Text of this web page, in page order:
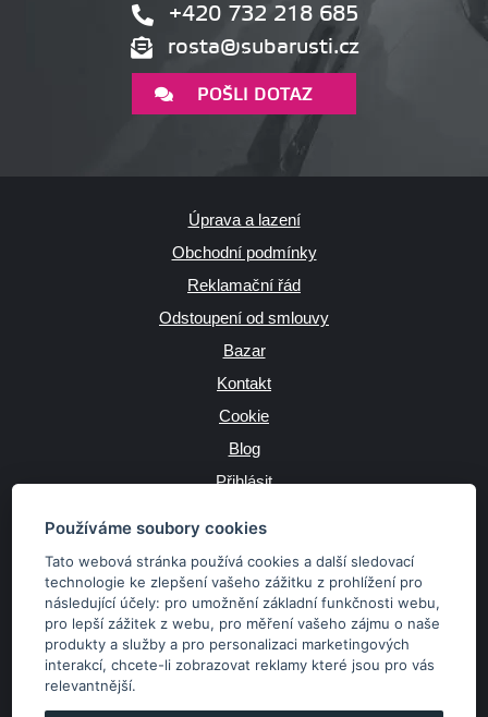
Používáme soubory cookies
Tato webová stránka používá cookies a další sledovací
technologie ke zlepšení vašeho zážitku z prohlížení pro
následující účely: pro umožnění základní funkčnosti webu,
pro lepší zážitek z webu, pro měření vašeho zájmu o naše
produkty a služby a pro personalizaci marketingových
interakcí,chcete-li zobrazovat reklamy které jsou pro vás
relevantnější.
+420 732 218 685
rosta@subarusti.cz
POŠLI DOTAZ
Úprava a lazení
Obchodní podmínky
Reklamační řád
Odstoupení od smlouvy
Bazar
Kontakt
Cookie
Blog
Přihlásit
JAZYK
Kč €